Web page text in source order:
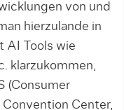
von und
hierzulande in
AI Tools wie
klarzukommen,
(Consumer
Convention Center,